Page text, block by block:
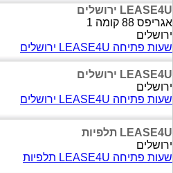
LEASE4U ירושלים
אגריפס 88 קומה 1
ירושלים
שעות פתיחה LEASE4U ירושלים
LEASE4U ירושלים
ירושלים
שעות פתיחה LEASE4U ירושלים
LEASE4U תלפיות
ירושלים
שעות פתיחה LEASE4U תלפיות